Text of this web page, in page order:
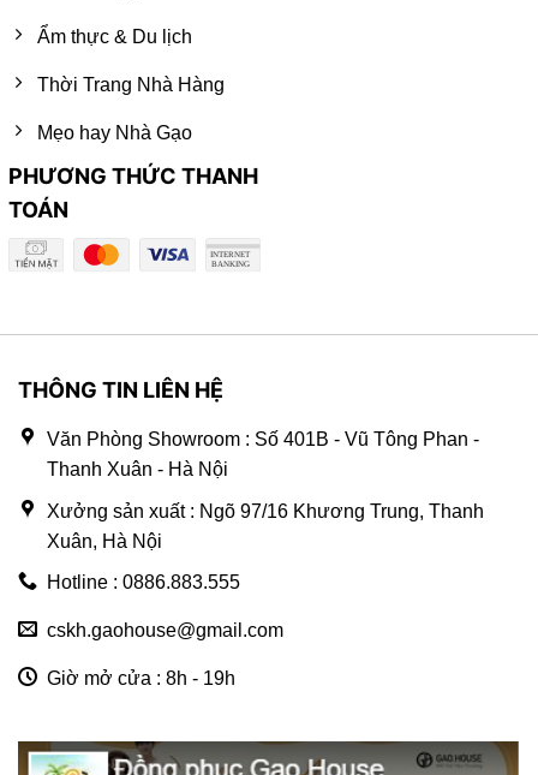
Ẩm thực & Du lịch
Thời Trang Nhà Hàng
Mẹo hay Nhà Gạo
PHƯƠNG THỨC THANH
TOÁN
THÔNG TIN LIÊN HỆ
Văn Phòng Showroom : Số 401B - Vũ Tông Phan -
Thanh Xuân - Hà Nội
Xưởng sản xuất : Ngõ 97/16 Khương Trung, Thanh
Xuân, Hà Nội
Hotline : 0886.883.555
cskh.gaohouse@gmail.com
Giờ mở cửa : 8h - 19h